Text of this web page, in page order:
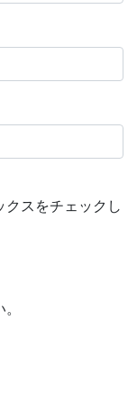
スをチェックし